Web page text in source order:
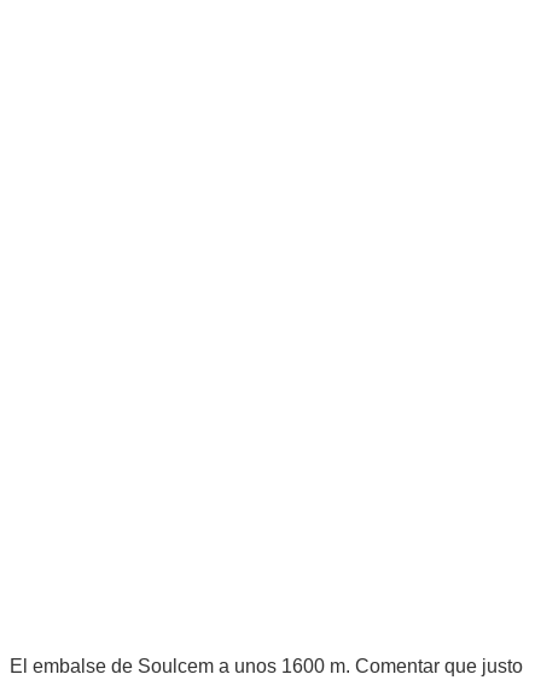
El embalse de Soulcem a unos 1600 m. Comentar que justo